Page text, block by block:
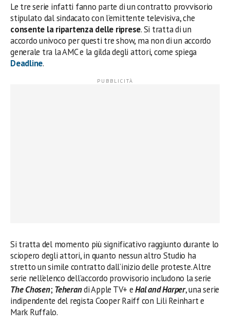
Le tre serie infatti fanno parte di un contratto provvisorio
stipulato dal sindacato con l’emittente televisiva, che
consente la ripartenza delle riprese. Si tratta di un
accordo univoco per questi tre show, ma non di un accordo
generale tra la AMC e la gilda degli attori, come spiega
Deadline.
Si tratta del momento più significativo raggiunto durante lo
sciopero degli attori, in quanto nessun altro Studio ha
stretto un simile contratto dall’inizio delle proteste. Altre
serie nell’elenco dell’accordo provvisorio includono la serie
The Chosen; Teherandi Apple TV+ eHal and Harper, una serie
indipendente del regista Cooper Raiff con Lili Reinhart e
Mark Ruffalo.